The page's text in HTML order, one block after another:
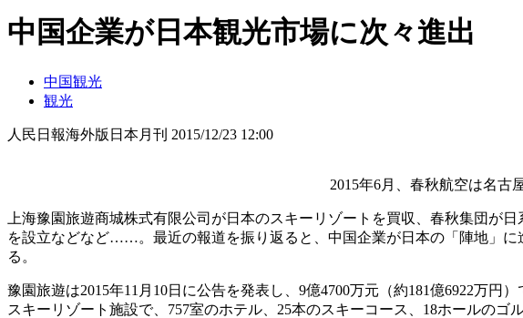
中国企業が日本観光市場に次々進出
中国観光
観光
人民日報海外版日本月刊 2015/12/23 12:00
2015年6月、春秋航空は名古
上海豫園旅遊商城株式有限公司が日本のスキーリゾートを買収、春秋集団が
を設立などなど……。最近の報道を振り返ると、中国企業が日本の「陣地」
る。
豫園旅遊は2015年11月10日に公告を発表し、9億4700万元（約181億6922万
スキーリゾート施設で、757室のホテル、25本のスキーコース、18ホールの